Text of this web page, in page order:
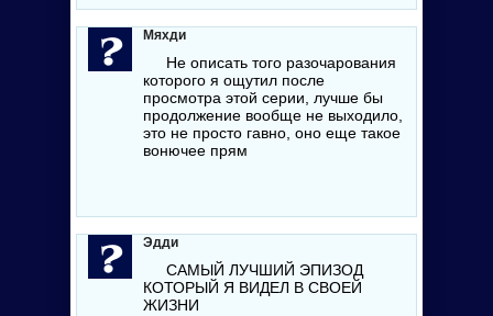
Мяхди
Не описать того разочарования
которого я ощутил после
просмотра этой серии, лучше бы
продолжение вообще не выходило,
это не просто гавно, оно еще такое
вонючее прям
Эдди
САМЫЙ ЛУЧШИЙ ЭПИЗОД
КОТОРЫЙ Я ВИДЕЛ В СВОЕЙ
ЖИЗНИ